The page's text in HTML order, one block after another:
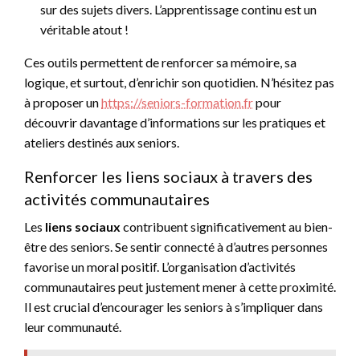
sur des sujets divers. L’apprentissage continu est un
véritable atout !
Ces outils permettent de renforcer sa mémoire, sa
logique, et surtout, d’enrichir son quotidien. N’hésitez pas
à proposer unhttps://seniors-formation.frpour
découvrir davantage d’informations sur les pratiques et
ateliers destinés aux seniors.
Renforcer les liens sociaux à travers des
activités communautaires
Les liens sociaux contribuent significativement au bien-
être des seniors. Se sentir connecté à d’autres personnes
favorise un moral positif. L’organisation d’activités
communautaires peut justement mener à cette proximité.
Il est crucial d’encourager les seniors à s’impliquer dans
leur communauté.